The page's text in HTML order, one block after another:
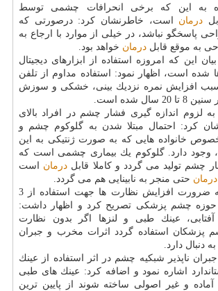
به این كه برخی انحرافات چشمی توسط
درمان است، خاطرنشان كرد: درصورتی كه
پاسخگو نباشد، در خیلی از موارد با ارجاع به
به موقع قابل درمان خواهد بود.
این كه امروزه استفاده از ابزارهای دیجیتال
ها شده است، اظهار نمود: استفاده مداوم از تلفن
سبب افزایش نمره نزدیك بینی، خشكی و سوزش
شده است.
به لزوم اندازه گیری فشار چشم در افراد بالای
كرد: احتمال مبتلا شدن به گلوكوم چشم و
بخصوص خانواده هایی كه به صورت ژنتیكی به این
وجود دارد. گلوكوم یك بیماری چشمی است كه
چشم تولید می گردد و كاملا قابل درمان است
درمان حتی منجر به نابینایی هم می گردد.
این اپتومتریست به ضرورت افزایش نظارت ها جهت استفاده از 3
حوزه چشم پزشكی تصریح كرد و اظهار داشت:
آفتابی، عینك طبی و لنزها اگر بدون نظارت
پزشكان استفاده گردد اثرات مخرب و جبران
دنبال دارد.
ناپذیر شبكیه چشم در اثر استفاده از عینك
اشاره نمود و اضافه كرد: عینك های طبی
و غیر اصولی ساخته شوند از پایین ترین